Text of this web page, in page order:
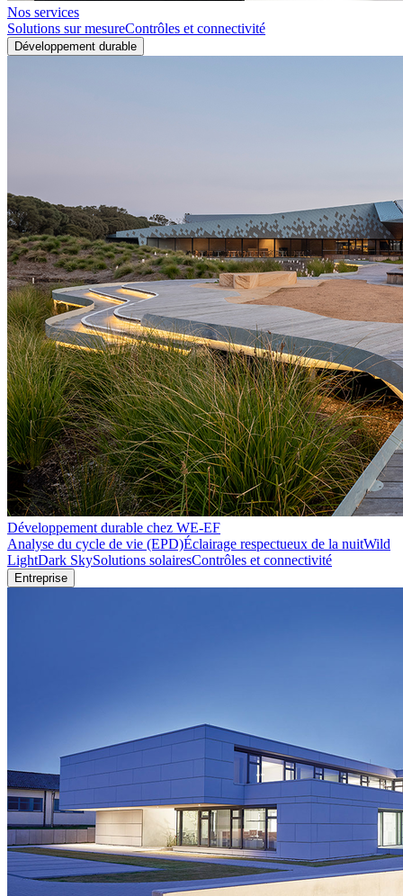
Nos services
Solutions sur mesureContrôles et connectivité
Développement durable
Développement durable chez WE-EF
Analyse du cycle de vie (EPD)Éclairage respectueux de la nuitWild
LightDark SkySolutions solairesContrôles et connectivité
Entreprise